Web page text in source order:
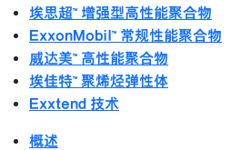
埃思超™ 增强型高性能聚合物
ExxonMobil™ 常规性能聚合物
威达美™ 高性能聚合物
埃佳特™ 聚烯烃弹性体
Exxtend 技术
概述